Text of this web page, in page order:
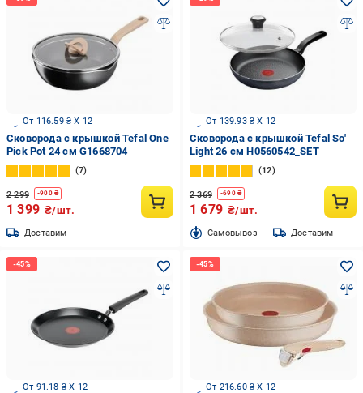
От 116.59 ₴ X 12
Сковорода с крышкой Tefal One
Pick Pot 24 см G1668704
7
2 299 -900₴
1 399 ₴/шт.
Доставим
От 139.93 ₴ X 12
Сковорода с крышкой Tefal So'
Light 26 см H0560542_SET
12
2 369 -690₴
1 679 ₴/шт.
Cамовывоз Доставим
От 91.18 ₴ X 12 От 216.60 ₴ X 12